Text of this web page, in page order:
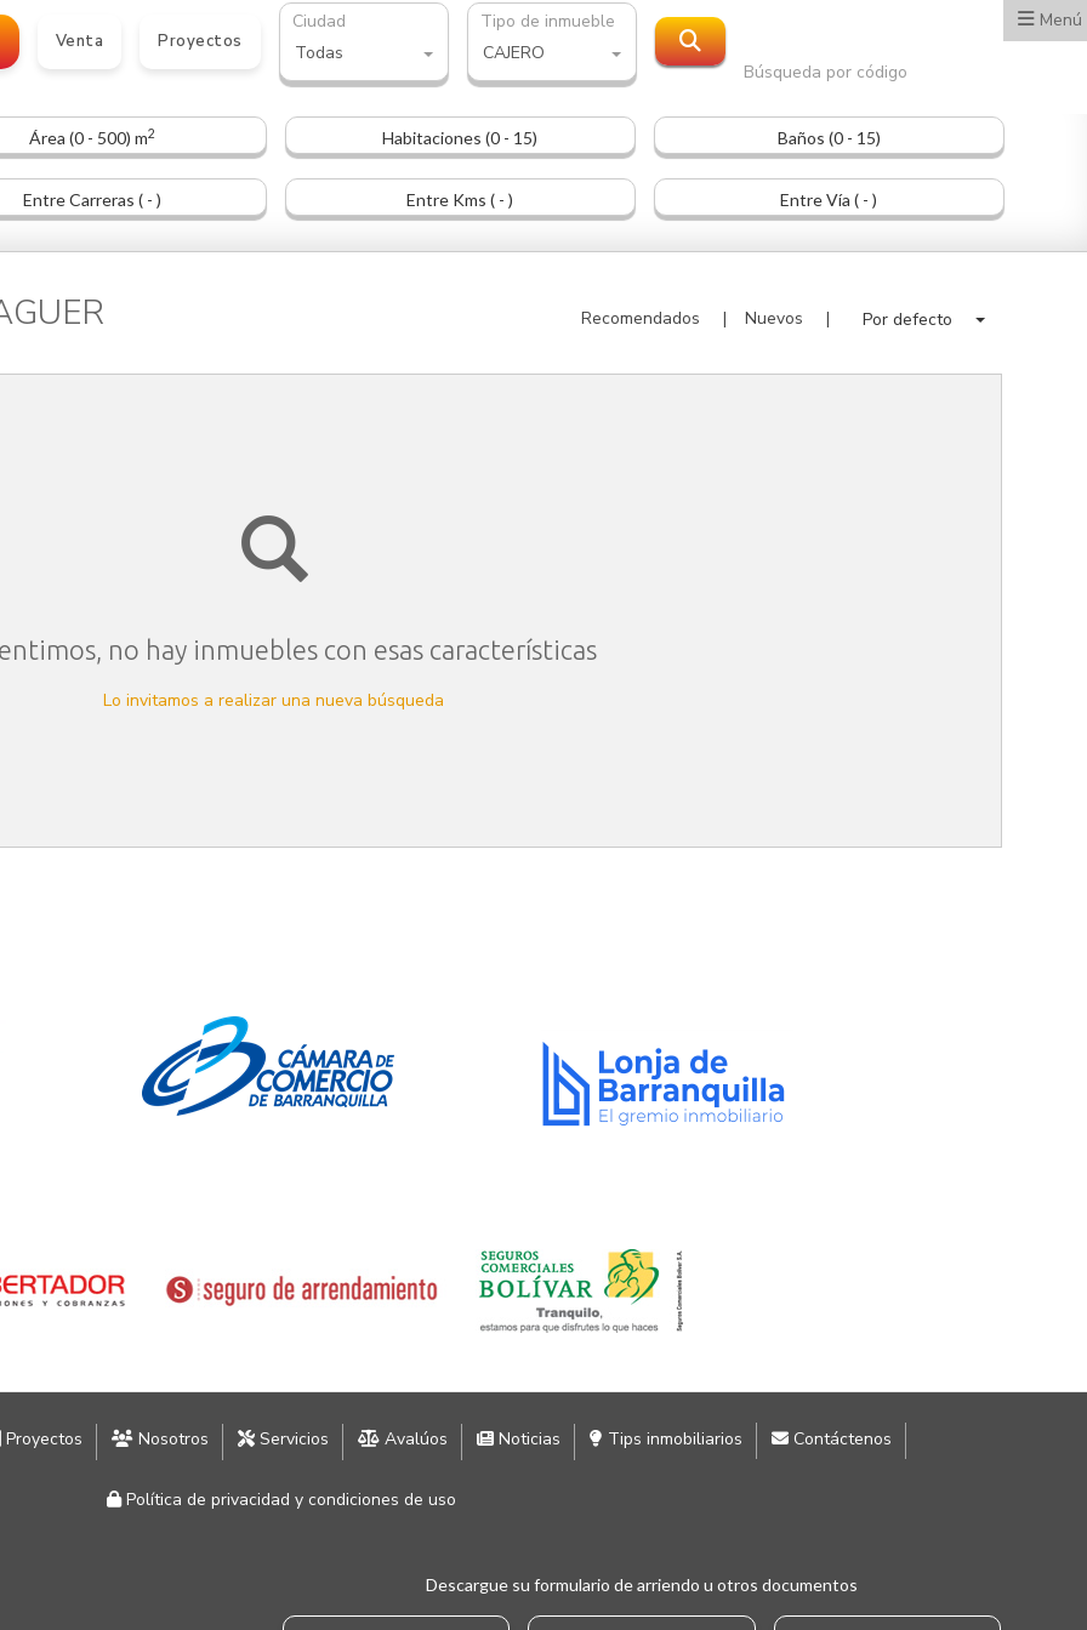
Menú
Venta Proyectos
Ciudad
Todas
Tipo de inmueble
CAJERO
Búsqueda por código
Área (0 - 500) m2 Habitaciones (0 - 15) Baños (0 - 15)
Entre Carreras ( - ) Entre Kms ( - ) Entre Vía ( - )
Recomendados Nuevos Por defecto
no hay inmuebles con esas características
Lo invitamos a realizar una nueva búsqueda
Proyectos Nosotros Servicios Avalúos Noticias Tips inmobiliarios Contáctenos
Política de privacidad y condiciones de uso
Descargue su formulario de arriendo u otros documentos